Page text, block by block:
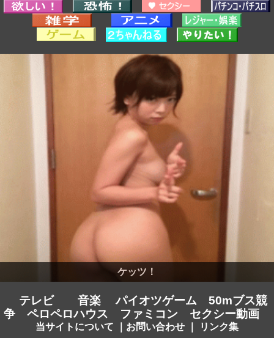
ケッツ！
テレビ 音楽 パイオツゲーム
50mブス競
争
ペロペロハウス ファミコン セクシー動画
当サイトについて お問い合わせ リンク集